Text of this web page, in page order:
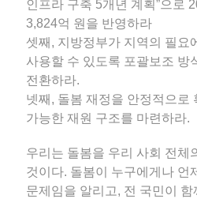
인프라 구축 5개년 계획”으로
3,824억 원을 반영하라
셋째, 지방정부가 지역의 필요
사용할 수 있도록 포괄보조 방
전환하라.
넷째, 돌봄 재정을 안정적으로
가능한 재원 구조를 마련하라.
우리는 돌봄을 우리 사회 전체
것이다. 돌봄이 누구에게나 언
문제임을 알리고, 전 국민이